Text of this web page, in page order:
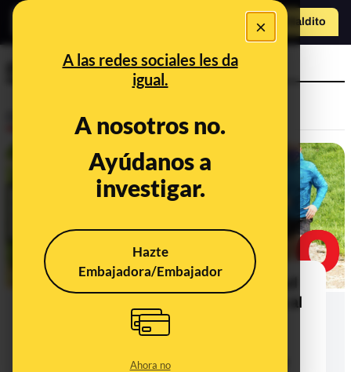
×
A las redes sociales les da
igual.
A nosotros no.
Ayúdanos a
investigar.
Hazte
Embajadora/Embajador
Ahora no
Hazte Maldito
preguntas
La Organización Mundial de la Salud
no ha afirmado que usar mascarilla al
hacer deporte "disminuya la
disponibilidad de oxígeno" ni que
"aumente los niveles de dióxido de